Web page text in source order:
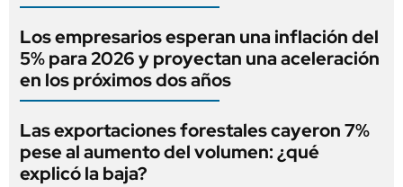
Los empresarios esperan una inflación del
5% para 2026 y proyectan una aceleración
en los próximos dos años
Las exportaciones forestales cayeron 7%
pese al aumento del volumen: ¿qué
explicó la baja?